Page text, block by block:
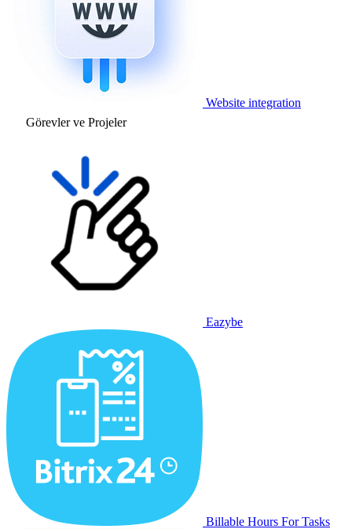
Website integration
Görevler ve Projeler
Eazybe
Billable Hours For Tasks